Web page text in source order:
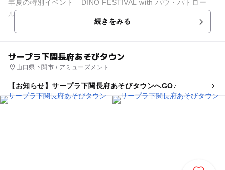
年夏の特別イベント「DINO FESTIVAL with パウ・パトロー
ル」を開催中！映画公開を記念した、今しか楽しめない大迫力
続きをみる
サープラ下関長府あそびタウン
山口県下関市 / アミューズメント
【お知らせ】サープラ下関⻑府あそびタウンへGO♪